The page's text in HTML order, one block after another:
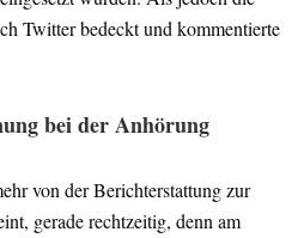
Twitter bedeckt und kommentierte
bei der Anhörung
von der Berichterstattung zur
gerade rechtzeitig, denn am